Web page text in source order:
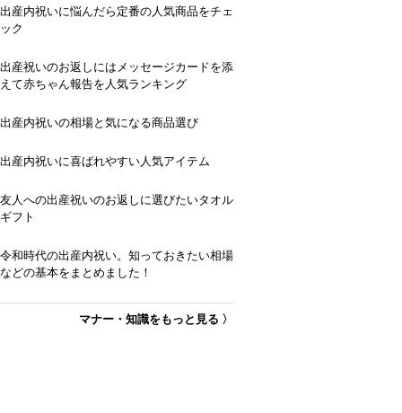
出産内祝いに悩んだら定番の人気商品をチェ
ック
出産祝いのお返しにはメッセージカードを添
えて赤ちゃん報告を人気ランキング
出産内祝いの相場と気になる商品選び
出産内祝いに喜ばれやすい人気アイテム
友人への出産祝いのお返しに選びたいタオル
ギフト
令和時代の出産内祝い。知っておきたい相場
などの基本をまとめました！
マナー・知識をもっと見る 〉